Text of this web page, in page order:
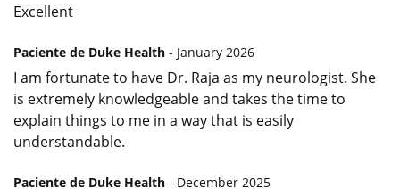
Excellent
Paciente de Duke Health - January 2026
I am fortunate to have Dr. Raja as my neurologist. She
is extremely knowledgeable and takes the time to
explain things to me in a way that is easily
understandable.
Paciente de Duke Health - December 2025